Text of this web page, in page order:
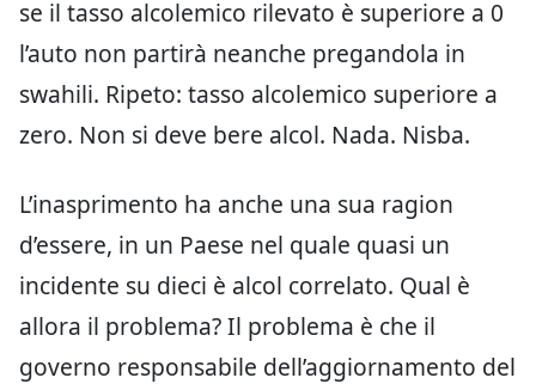
se il tasso alcolemico rilevato è superiore a 0
l’auto non partirà neanche pregandola in
swahili. Ripeto: tasso alcolemico superiore a
zero. Non si deve bere alcol. Nada. Nisba.
L’inasprimento ha anche una sua ragion
d’essere, in un Paese nel quale quasi un
incidente su dieci è alcol correlato. Qual è
allora il problema? Il problema è che il
governo responsabile dell’aggiornamento del